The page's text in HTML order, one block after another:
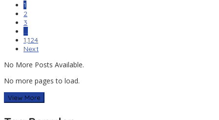
1
2
3
…
1,124
Next
No More Posts Available.
No more pages to load.
View More